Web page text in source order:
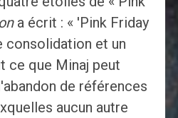
a écrit : « 'Pink Friday
consolidation et un
ce que Minaj peut
de références
aucun autre